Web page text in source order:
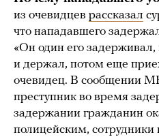
из очевидцев рассказал
что нападавшего
«Он один его
и держал, потом еще
очевидец. В сообщении
преступник во время
задержании гражданин
полицейским,